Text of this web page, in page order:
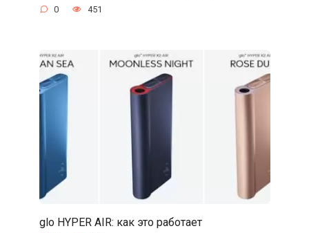
0 451
glo HYPER AIR: как это работает